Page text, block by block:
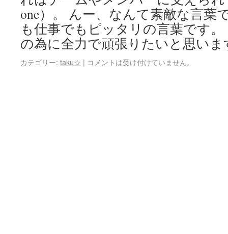
one）。 んー、なんて素敵な言葉
も仕事でもピッタリの言葉です
の為に全力で頑張りたいと思いま
カテゴリー: taku☆ | コメントは受け付けていません。